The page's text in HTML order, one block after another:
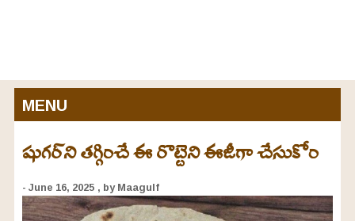
MENU
షుగర్‌ని తగ్గించే ఈ రొట్టెని ఈజీగా చేసుకోం
- June 16, 2025 , by Maagulf